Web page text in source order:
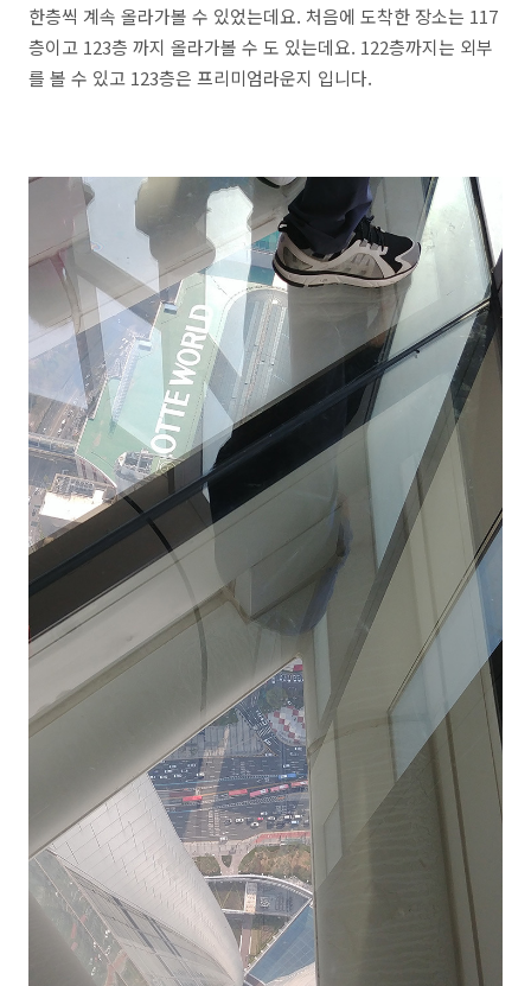
한층씩 계속 올라가볼 수 있었는데요. 처음에 도착한 장소는 117
층이고 123층 까지 올라가볼 수 도 있는데요. 122층까지는 외부
를 볼 수 있고 123층은 프리미엄라운지 입니다.